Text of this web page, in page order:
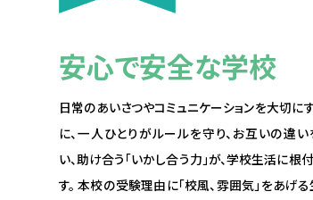
安心で安全な学校
日常のあいさつやコミュニケーションを大切に
に、一人ひとりがルールを守り、お互いの違
い、助け合う「いかし合う力」が、学校生活に根
す。 本校の受験理由に「校風、雰囲気」をあげ